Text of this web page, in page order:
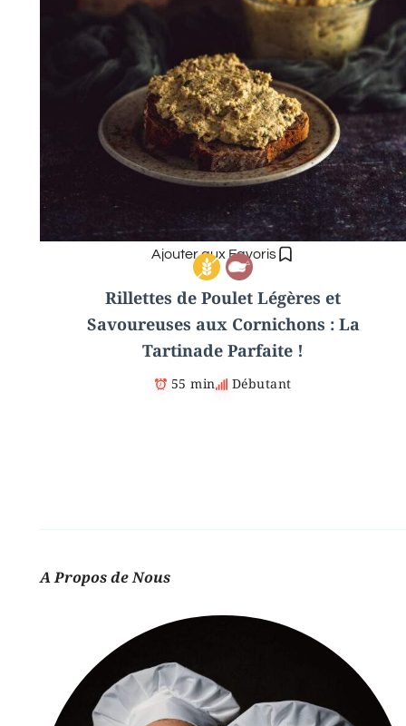
Ajouter aux Favoris
Rillettes de Poulet Légères et
Savoureuses aux Cornichons : La
Tartinade Parfaite !
55 min Débutant
A Propos de Nous